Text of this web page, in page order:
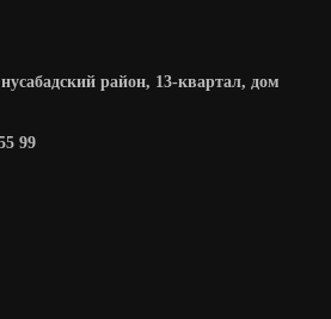
район, 13-квартал, дом
99